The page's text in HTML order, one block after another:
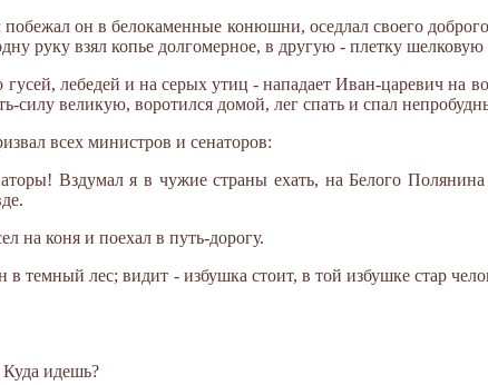
побежал он в белокаменные конюшни, оседлал своего
руку взял копье долгомерное, в другую - плетку
гусей, лебедей и на серых утиц - нападает Иван-царевич на
силу великую, воротился домой, лег спать и спал
всех министров и сенаторов:
Вздумал я в чужие страны ехать, на Белого Полянина
на коня и поехал в путь-дорогу.
в темный лес; видит - избушка стоит, в той избушке стар
Куда идешь?